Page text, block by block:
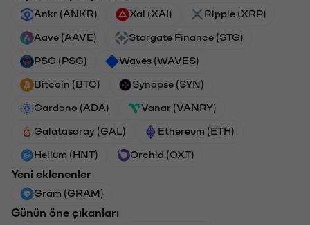
Ankr (ANKR) Xai (XAI) Ripple (XRP)
Aave (AAVE) Stargate Finance (STG)
PSG (PSG) Waves (WAVES)
Bitcoin (BTC) Synapse (SYN)
Cardano (ADA) Vanar (VANRY)
Galatasaray (GAL) Ethereum (ETH)
Helium (HNT) Orchid (OXT)
Yeni eklenenler
Gram (GRAM)
Günün öne çıkanları